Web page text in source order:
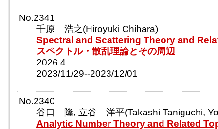
No.2341
千原 浩之(Hiroyuki Chihara)
Spectral and Scattering Theory and
スペクトル・散乱理論とその周辺
2026.4
2023/11/29--2023/12/01
No.2340
谷口 隆, 立谷 洋平(Takashi Taniguchi,
Analytic Number Theory and Related